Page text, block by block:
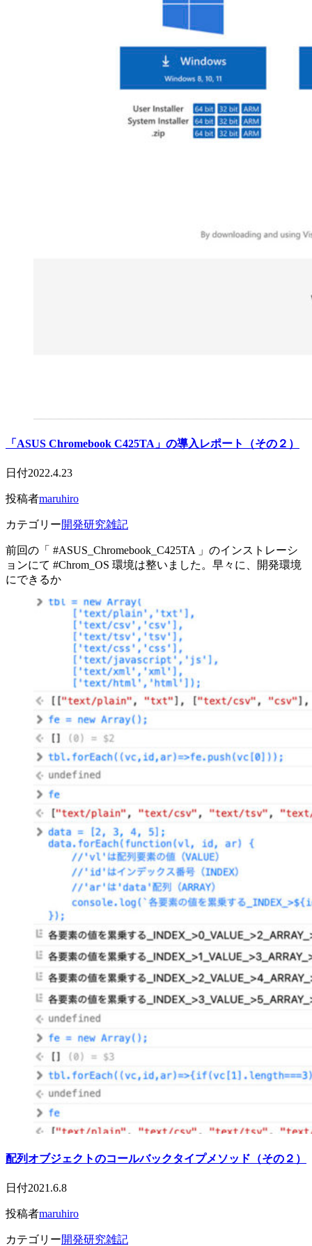
「ASUS Chromebook C425TA」の導入レポート（その２）
日付2022.4.23
投稿者maruhiro
カテゴリー開発研究雑記
前回の「 #ASUS_Chromebook_C425TA 」のインストレーシ
ョンにて #Chrom_OS 環境は整いました。早々に、開発環境
にできるか
配列オブジェクトのコールバックタイプメソッド（その２）
日付2021.6.8
投稿者maruhiro
カテゴリー開発研究雑記